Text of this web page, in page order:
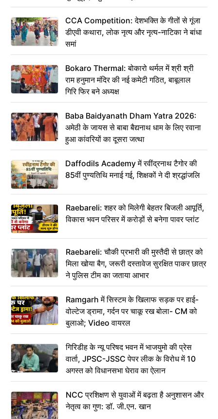
CCA Competition: देशभक्ति के गीतों से गूंजा
डीएवी कथारा, लोक नृत्य और नृत्य-नाटिका ने बांधा
समां
Bokaro Thermal: बोकारो थर्मल में श्री श्री
राम हनुमान मंदिर की नई कमेटी गठित, बाबूलाल
गिरि फिर बने अध्यक्ष
Baba Baidyanath Dham Yatra 2026:
अमेठी के जायस से बाबा बैद्यनाथ धाम के लिए रवाना
हुआ कांवरियों का दूसरा जत्था
Daffodils Academy में रवींद्रनाथ टैगोर की
85वीं पुण्यतिथि मनाई गई, शिक्षकों ने दी श्रद्धांजलि
Raebareli: शहर को मिलेगी बेहतर बिजली आपूर्ति,
विकास भवन परिसर में करोड़ों से बनेगा पावर प्लांट
Raebareli: चौकी प्रभारी की मुस्तैदी से छात्र को
मिला खोया बैग, जरूरी दस्तावेज सुरक्षित पाकर छात्र
ने पुलिस टीम का जताया आभार
Ramgarh में सिस्टम के खिलाफ सड़क पर हाई-
वोल्टेज ड्रामा, गर्दन पर चाकू रख बोला- CM को
बुलाओ; Video वायरल
गिरिडीह के न्यू परिषद भवन में भाजयुमो की प्रेस
वार्ता, JPSC-JSSC पेपर लीक के विरोध में 10
अगस्त को विधानसभा घेराव का ऐलान
NCC प्रशिक्षण से युवाओं में बढ़ता है अनुशासन और
नेतृत्व का गुण: डॉ. जी.एन. खान